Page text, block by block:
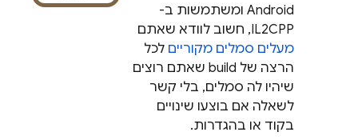
Android ומשתמשות ב-
IL2CPP, חשוב לוודא שאתם
מעלים סמלים מקוריים לכל
הרצה של build שאתם רוצים
שיהיו לה סמלים, בלי קשר
לשאלה אם בוצעו שינויים
בקוד או בהגדרות.